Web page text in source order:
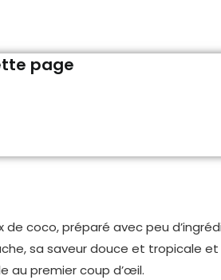
page
coco, préparé avec peu
sa saveur douce et tropicale
au premier coup d’œil.